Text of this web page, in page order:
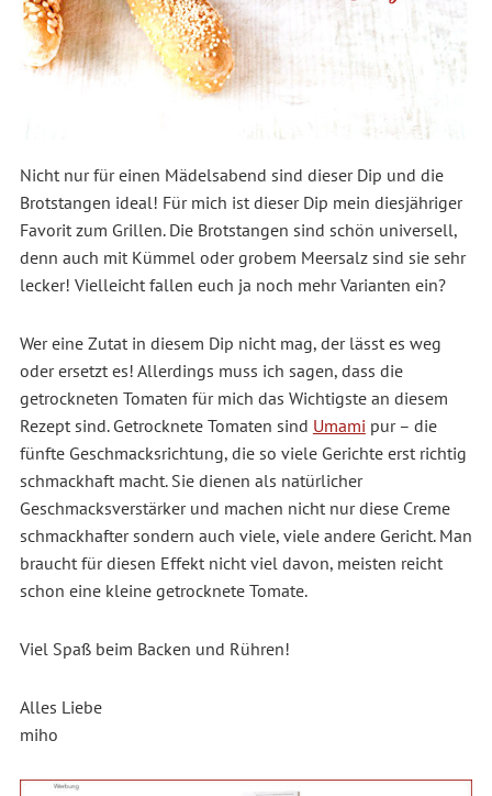
Nicht nur für einen Mädelsabend sind dieser Dip und die
Brotstangen ideal! Für mich ist dieser Dip mein diesjähriger
Favorit zum Grillen. Die Brotstangen sind schön universell,
denn auch mit Kümmel oder grobem Meersalz sind sie sehr
lecker! Vielleicht fallen euch ja noch mehr Varianten ein?
Wer eine Zutat in diesem Dip nicht mag, der lässt es weg
oder ersetzt es! Allerdings muss ich sagen, dass die
getrockneten Tomaten für mich das Wichtigste an diesem
Rezept sind. Getrocknete Tomaten sind Umami pur – die
fünfte Geschmacksrichtung, die so viele Gerichte erst richtig
schmackhaft macht. Sie dienen als natürlicher
Geschmacksverstärker und machen nicht nur diese Creme
schmackhafter sondern auch viele, viele andere Gericht. Man
braucht für diesen Effekt nicht viel davon, meisten reicht
schon eine kleine getrocknete Tomate.
Viel Spaß beim Backen und Rühren!
Alles Liebe
miho